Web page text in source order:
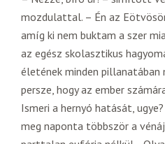
mozdulattal. – Én az
amíg ki nem buktam a szer
az egész skolasztikus
életének minden
persze, hogy az ember
Ismeri a hernyó hatását,
meg naponta többször a